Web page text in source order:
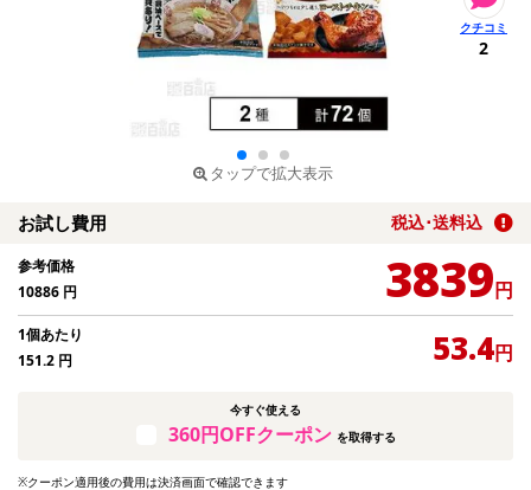
タップで拡大表示
2
お試し費用 税込･送料込
参考価格
10886 円 3839円
1個あたり
151.2 円 53.4円
今すぐ使える
360円OFFクーポン を取得する
※クーポン適用後の費用は決済画面で確認できます